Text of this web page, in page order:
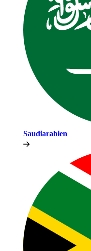
Saudiarabien​​